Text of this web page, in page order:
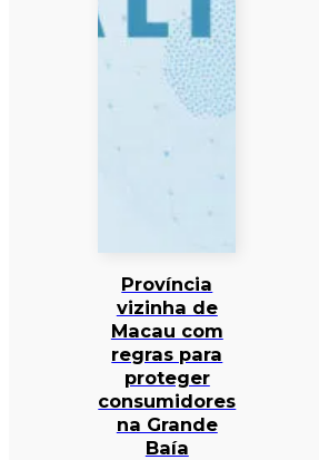
Província
vizinha de
Macau com
regras para
proteger
consumidores
na Grande
Baía